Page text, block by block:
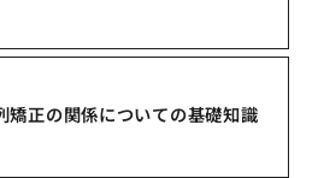
矯正の関係についての基礎知識